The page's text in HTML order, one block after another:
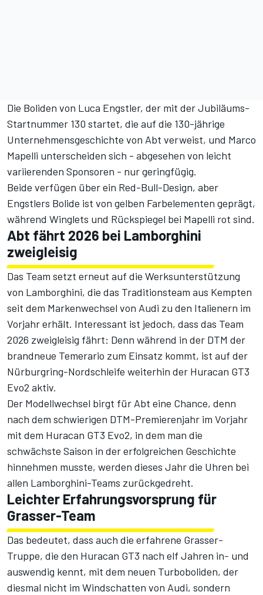
Die Boliden von Luca Engstler, der mit der Jubiläums-
Startnummer 130 startet, die auf die 130-jährige
Unternehmensgeschichte von Abt verweist, und Marco
Mapelli unterscheiden sich - abgesehen von leicht
variierenden Sponsoren - nur geringfügig.
Beide verfügen über ein Red-Bull-Design, aber
Engstlers Bolide ist von gelben Farbelementen geprägt,
während Winglets und Rückspiegel bei Mapelli rot sind.
Abt fährt 2026 bei Lamborghini
zweigleisig
Das Team setzt erneut auf die Werksunterstützung
von Lamborghini, die das Traditionsteam aus Kempten
seit dem Markenwechsel von Audi zu den Italienern im
Vorjahr erhält. Interessant ist jedoch, dass das Team
2026 zweigleisig fährt: Denn während in der DTM der
brandneue Temerario zum Einsatz kommt, ist auf der
Nürburgring-Nordschleife weiterhin der Huracan GT3
Evo2 aktiv.
Der Modellwechsel birgt für Abt eine Chance, denn
nach dem schwierigen DTM-Premierenjahr im Vorjahr
mit dem Huracan GT3 Evo2, in dem man die
schwächste Saison in der erfolgreichen Geschichte
hinnehmen musste, werden dieses Jahr die Uhren bei
allen Lamborghini-Teams zurückgedreht.
Leichter Erfahrungsvorsprung für
Grasser-Team
Das bedeutet, dass auch die erfahrene Grasser-
Truppe, die den Huracan GT3 nach elf Jahren in- und
auswendig kennt, mit dem neuen Turboboliden, der
diesmal nicht im Windschatten von Audi, sondern